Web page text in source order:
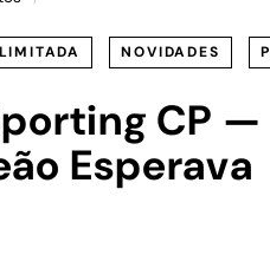
NOVIDADES
CP
Esperava